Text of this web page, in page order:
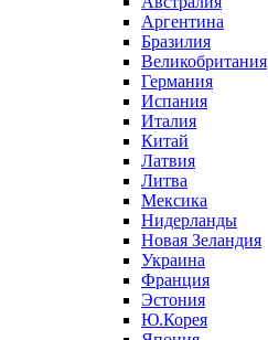
Аргентина
Бразилия
Великобритания
Германия
Испания
Италия
Китай
Латвия
Литва
Мексика
Нидерланды
Новая Зеландия
Украина
Франция
Эстония
Ю.Корея